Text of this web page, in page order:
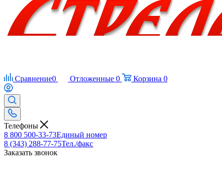
Сравнение0 Отложенные 0 Корзина 0
Телефоны
8 800 500-33-73Единый номер
8 (343) 288-77-75Тел./факс
Заказать звонок